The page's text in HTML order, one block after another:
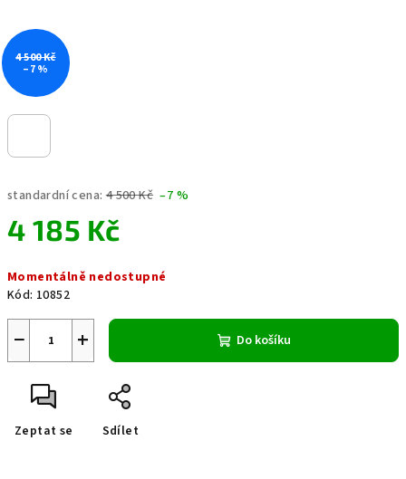
standardní cena: 4 500 Kč –7 %
4 185 Kč
cena:
Momentálně nedostupné
Kód: 10852
+
− Do košíku
Zeptat se Sdílet
4 500 Kč
–7 %